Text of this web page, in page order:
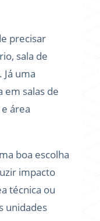
precisar
sala de
uma
em salas de
área
boa escolha
impacto
técnica ou
unidades